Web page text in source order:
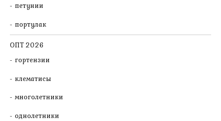
петунии
портулак
ОПТ 2026
гортензии
клематисы
многолетники
однолетники